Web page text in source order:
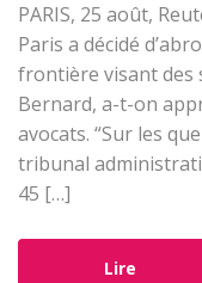
PARIS, 25 août,
Paris a décidé
frontière visant des
Bernard, a-t-on
avocats. “Sur les
tribunal
45 […]
Lire